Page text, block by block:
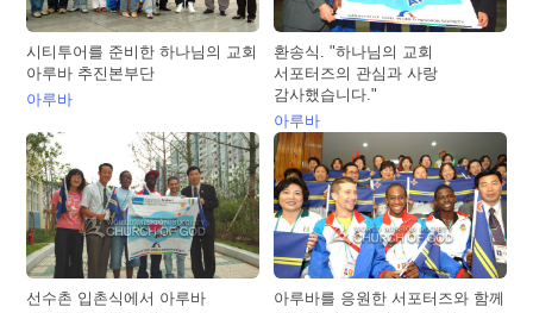
시티투어를 준비한 하나님의 교회
아루바 추진본부단
아루바
환송식. "하나님의 교회
서포터즈의 관심과 사랑
감사했습니다."
아루바
선수촌 입촌식에서 아루바
아루바를 응원한 서포터즈와 함께